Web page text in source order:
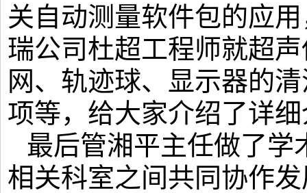
关自动测量软件包的应
瑞公司杜超工程师就超
网、轨迹球、显示器的
项等，给大家介绍了详
最后管湘平主任做了学
相关科室之间共同协作